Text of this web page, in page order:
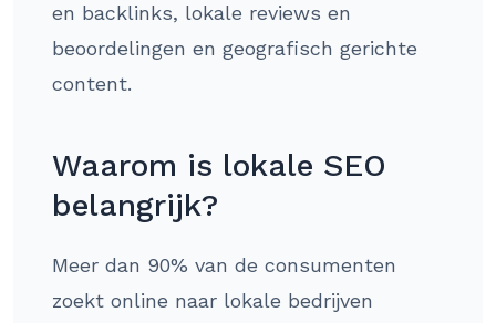
en backlinks, lokale reviews en
beoordelingen en geografisch gerichte
content.
Waarom is lokale SEO
belangrijk?
Meer dan 90% van de consumenten
zoekt online naar lokale bedrijven